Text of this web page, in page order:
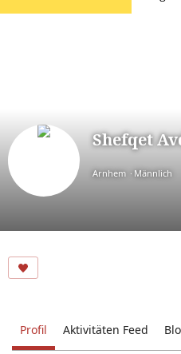
Shefqet
Arnhem Männlich
Profil Aktivitäten Feed